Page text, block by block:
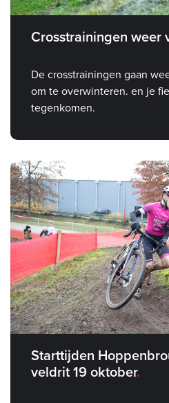
Crosstrainingen weer
De crosstrainingen gaan
om te overwinteren. en je
tegenkomen.
Starttijden
veldrit 19 oktober